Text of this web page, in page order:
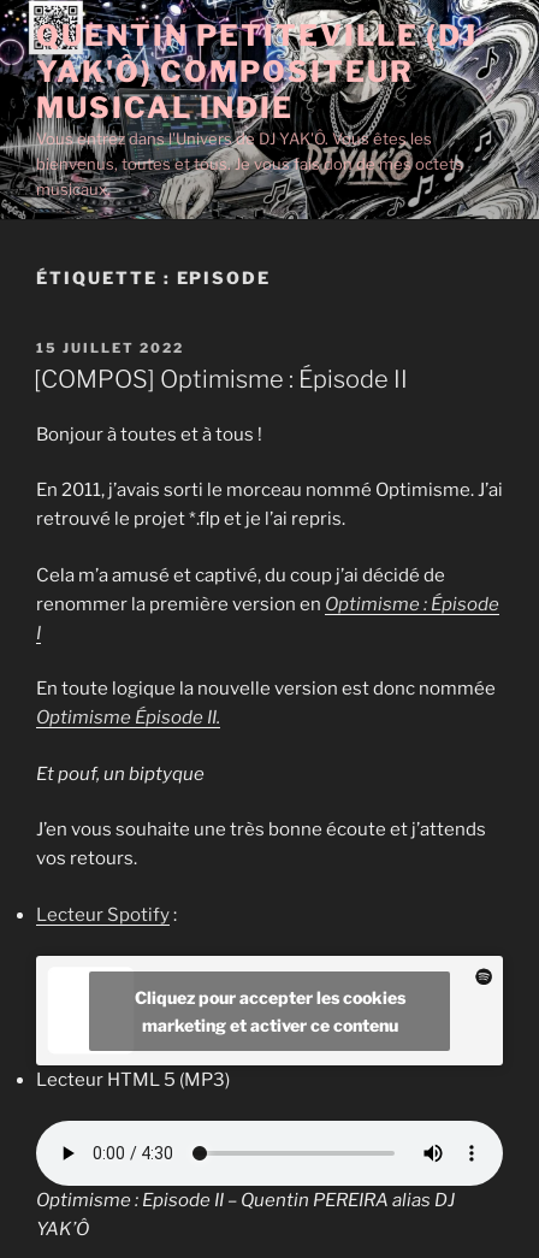
Aller
au
contenu
principal
QUENTIN PETITEVILLE (DJ
YAK'Ô) COMPOSITEUR
MUSICAL INDIE
Vous entrez dans l'Univers de DJ YAK'Ô. Vous êtes les
bienvenus, toutes et tous. Je vous fais don de mes octets
musicaux.
ÉTIQUETTE : EPISODE
PUBLIÉ
LE
15 JUILLET 2022
[COMPOS] Optimisme : Épisode II
Bonjour à toutes et à tous !
En 2011, j’avais sorti le morceau nommé Optimisme. J’ai
retrouvé le projet *.flp et je l’ai repris.
Cela m’a amusé et captivé, du coup j’ai décidé de
renommer la première version en Optimisme : Épisode
I
En toute logique la nouvelle version est donc nommée
Optimisme Épisode II.
Et pouf, un biptyque
J’en vous souhaite une très bonne écoute et j’attends
vos retours.
Lecteur Spotify:
Cliquez pour accepter les cookies
marketing et activer ce contenu
Lecteur HTML 5 (MP3)
Optimisme : Episode II – Quentin PEREIRA alias DJ
YAK’Ô